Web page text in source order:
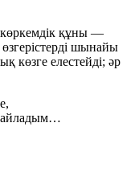
құны —
шынайы
көзге елестейді; әр